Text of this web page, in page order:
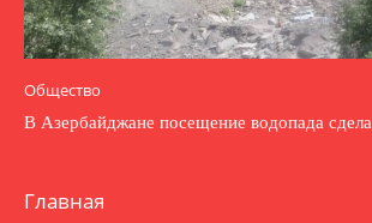
Общество
В Азербайджане посещение водопада
Главная